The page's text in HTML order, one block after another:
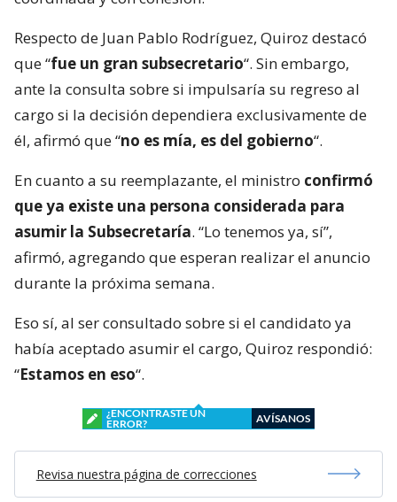
Respecto de Juan Pablo Rodríguez, Quiroz destacó
que “fue un gran subsecretario“. Sin embargo,
ante la consulta sobre si impulsaría su regreso al
cargo si la decisión dependiera exclusivamente de
él, afirmó que “no es mía, es del gobierno“.
En cuanto a su reemplazante, el ministro confirmó
que ya existe una persona considerada para
asumir la Subsecretaría. “Lo tenemos ya, sí”,
afirmó, agregando que esperan realizar el anuncio
durante la próxima semana.
Eso sí, al ser consultado sobre si el candidato ya
había aceptado asumir el cargo, Quiroz respondió:
“Estamos en eso“.
¿ENCONTRASTE UN
ERROR?
AVÍSANOS
Revisa nuestra página de correcciones